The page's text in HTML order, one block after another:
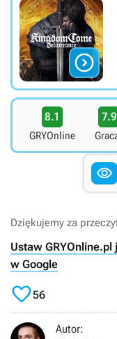

8.1
GRYOnline
7.9

Dziękujemy za
Ustaw
w Google
56
Autor: